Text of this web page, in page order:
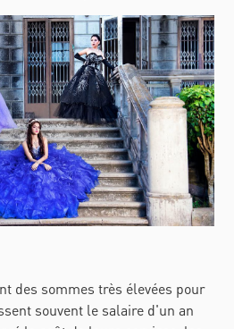
des sommes très élevées pour
souvent le salaire d'un an